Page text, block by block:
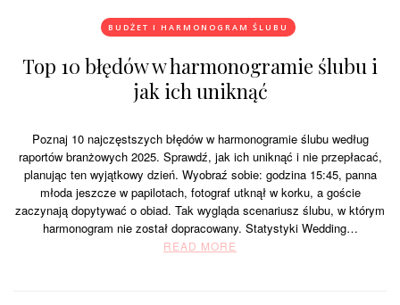
BUDŻET I HARMONOGRAM ŚLUBU
Top 10 błędów w harmonogramie ślubu i
jak ich uniknąć
Poznaj 10 najczęstszych błędów w harmonogramie ślubu według
raportów branżowych 2025. Sprawdź, jak ich uniknąć i nie przepłacać,
planując ten wyjątkowy dzień. Wyobraź sobie: godzina 15:45, panna
młoda jeszcze w papilotach, fotograf utknął w korku, a goście
zaczynają dopytywać o obiad. Tak wygląda scenariusz ślubu, w którym
harmonogram nie został dopracowany. Statystyki Wedding…
READ MORE